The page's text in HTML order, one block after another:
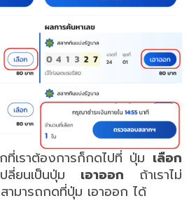
ที่เราต้องการก็กดไปที่ ปุ่ม เลือก
ปลี่ยนเป็นปุ่ม เอาออก ถ้าเราไม่
ามารถกดที่ปุ่ม เอาออก ได้